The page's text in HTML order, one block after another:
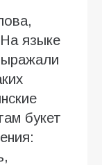
языке
букет